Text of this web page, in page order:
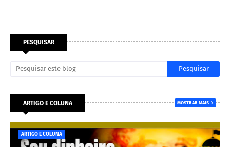
PESQUISAR
ARTIGO E COLUNA MOSTRAR MAIS
ARTIGO E COLUNA